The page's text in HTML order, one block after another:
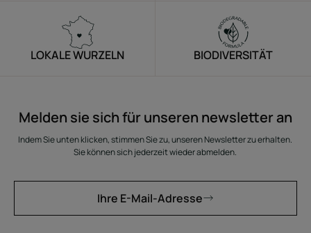
LOKALE WURZELN BIODIVERSITÄT
Melden sie sich für unseren newsletter an
Indem Sie unten klicken, stimmen Sie zu, unseren Newsletter zu erhalten.
Sie können sich jederzeit wieder abmelden.
Ihre E-Mail-Adresse